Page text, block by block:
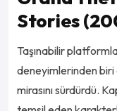
Stories
Taşınabilir
deneyimlerinden
mirasını sürdürdü.